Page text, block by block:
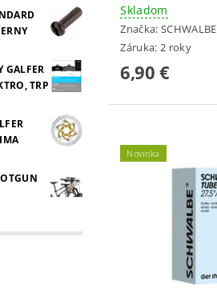
GALFER
TRP
Skladom
Značka: SCHWALBE
Záruka: 2 roky
6,90 €
Novinka